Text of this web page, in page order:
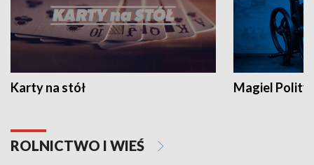
Karty na stół Magiel
ROLNICTWO I WIEŚ